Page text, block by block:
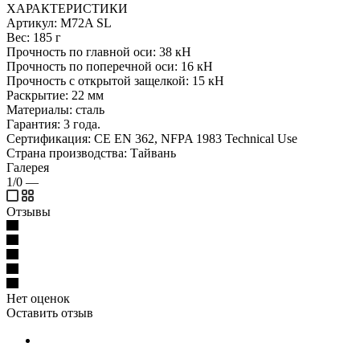
ХАРАКТЕРИСТИКИ
Артикул: M72A SL
Вес: 185 г
Прочность по главной оси: 38 кН
Прочность по поперечной оси: 16 кН
Прочность с открытой защелкой: 15 кН
Раскрытие: 22 мм
Материалы: сталь
Гарантия: 3 года.
Сертификация: CE EN 362, NFPA 1983 Technical Use
Страна производства: Тайвань
Галерея
1/0 —
Отзывы
Нет оценок
Оставить отзыв